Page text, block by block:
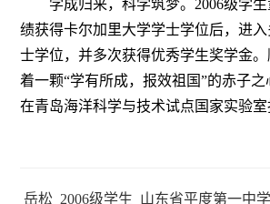
学成归来，科学筑梦。2006级学
绩获得卡尔加里大学学士学位后，进
士学位，并多次获得优秀学生奖学金
着一颗“学有所成，报效祖国”的赤子
在青岛海洋科学与技术试点国家实验室
岳松 2006级学生 山东省平度第一中学